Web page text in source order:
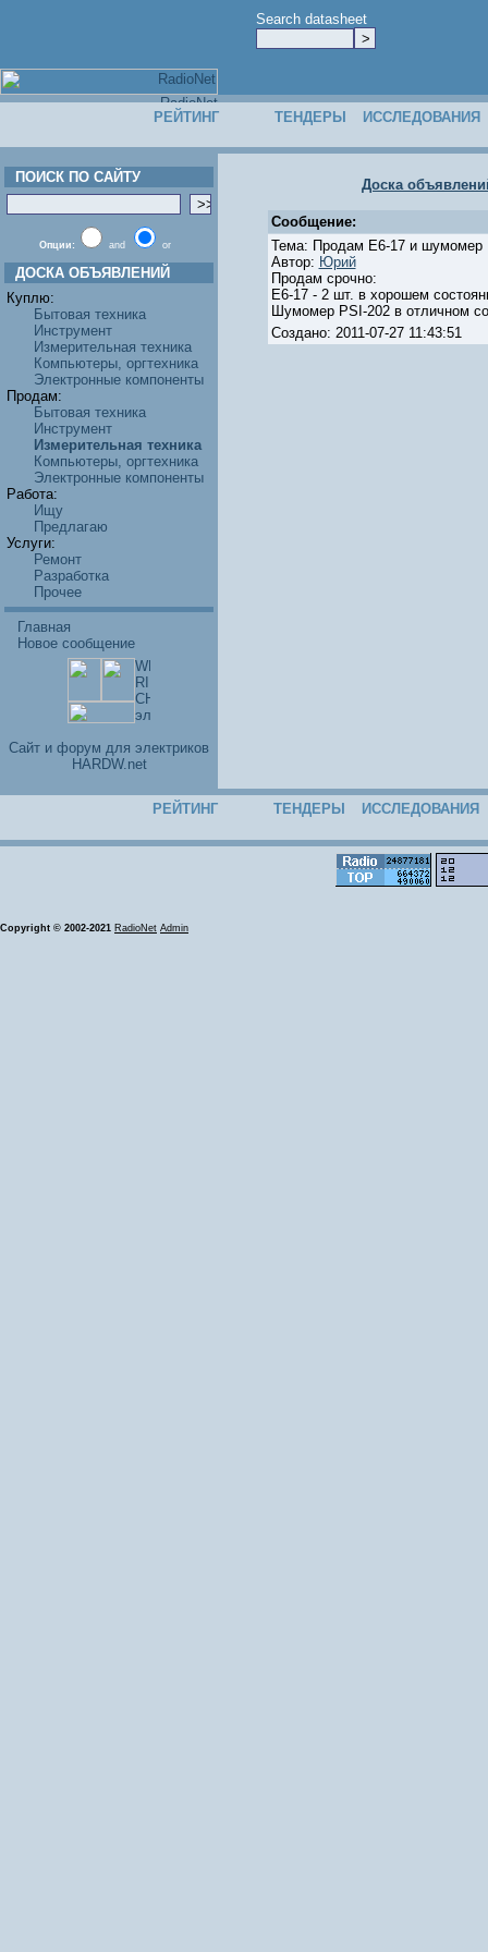
Search datasheet
РЕЙТИНГ ТЕНДЕРЫ ИССЛЕДОВАНИЯ
ПОИСК ПО САЙТУ
Опции: and or
ДОСКА ОБЪЯВЛЕНИЙ
Куплю:
Бытовая техника
Инструмент
Измерительная техника
Компьютеры, оргтехника
Электронные компоненты
Продам:
Бытовая техника
Инструмент
Измерительная техника
Компьютеры, оргтехника
Электронные компоненты
Работа:
Ищу
Предлагаю
Услуги:
Ремонт
Разработка
Прочее
Главная
Новое сообщение
Cайт и форум для электриков
HARDW.net
Доска
Сообщение:
Тема: Продам Е6-17 и шумомер
Автор: Юрий
Продам срочно:
Е6-17 - 2 шт. в хорошем
Шумомер PSI-202 в отличном
Создано: 2011-07-27 11:43:51
РЕЙТИНГ ТЕНДЕРЫ ИССЛЕДОВАНИЯ
Copyright © 2002-2021 RadioNet Admin